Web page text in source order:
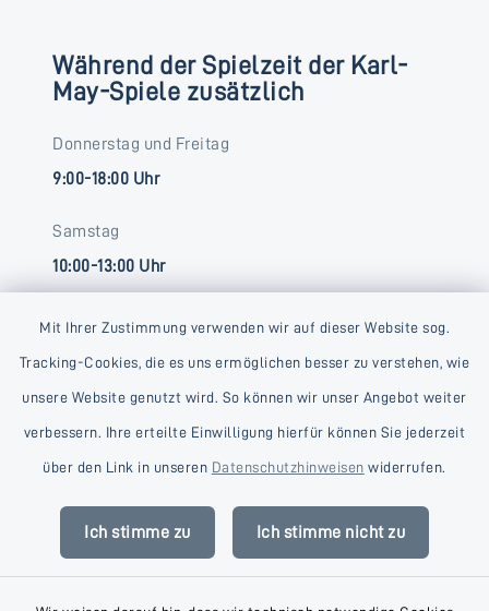
Mit Ihrer Zustimmung verwenden wir auf dieser Website sog.
Tracking-Cookies, die es uns ermöglichen besser zu verstehen, wie
unsere Website genutzt wird. So können wir unser Angebot weiter
verbessern. Ihre erteilte Einwilligung hierfür können Sie jederzeit
über den Link in unseren Datenschutzhinweisen widerrufen.
Ich stimme zu Ich stimme nicht zu
Während der Spielzeit der Karl-
May-Spiele zusätzlich
Donnerstag und Freitag
9:00-18:00 Uhr
Samstag
10:00-13:00 Uhr
Kontakt
Datenschutz